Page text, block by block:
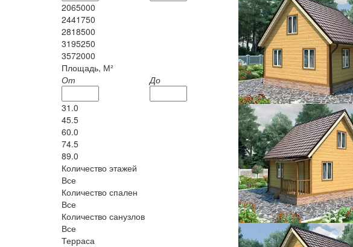
2065000
2441750
2818500
3195250
3572000
Площадь, М²
От
До
31.0
45.5
60.0
74.5
89.0
Количество этажей
Все
Количество спален
Все
Количество санузлов
Все
Терраса